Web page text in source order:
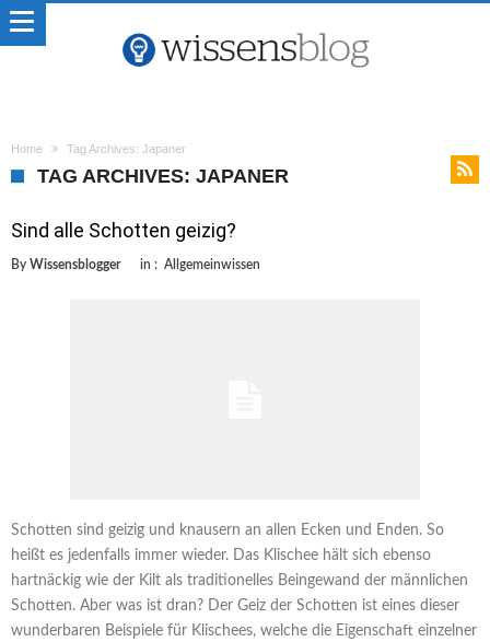
Home Tag Archives: Japaner
TAG ARCHIVES: JAPANER
Sind alle Schotten geizig?
By Wissensblogger in : Allgemeinwissen
Schotten sind geizig und knausern an allen Ecken und Enden. So
heißt es jedenfalls immer wieder. Das Klischee hält sich ebenso
hartnäckig wie der Kilt als traditionelles Beingewand der männlichen
Schotten. Aber was ist dran? Der Geiz der Schotten ist eines dieser
wunderbaren Beispiele für Klischees, welche die Eigenschaft einzelner